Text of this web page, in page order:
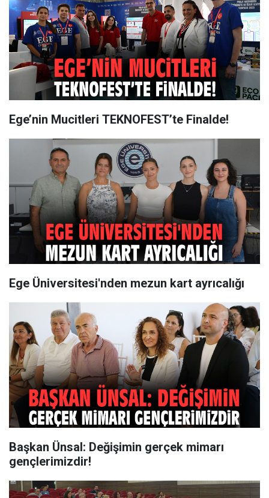
Ege’nin Mucitleri TEKNOFEST’te Finalde!
Ege Üniversitesi'nden mezun kart ayrıcalığı
Başkan Ünsal: Değişimin gerçek mimarı
gençlerimizdir!